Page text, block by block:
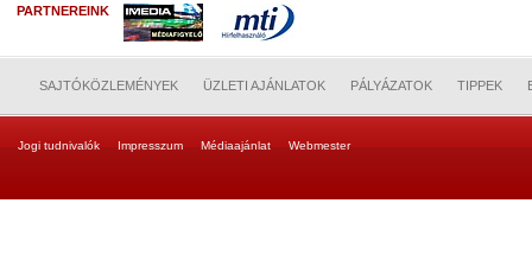
PARTNEREINK
SAJTÓKÖZLEMÉNYEK ÜZLETI AJÁNLATOK PÁLYÁZATOK TIPPEK
Jogi tudnivalók Impresszum Médiaajánlat Webmester